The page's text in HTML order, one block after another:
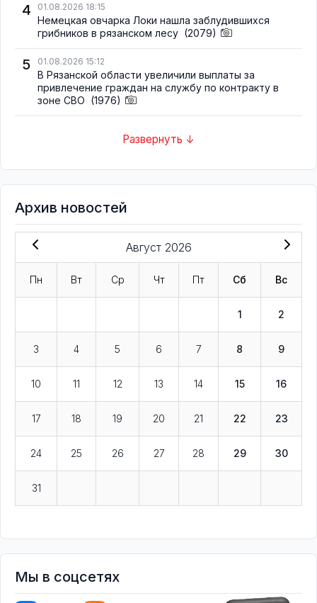
4 01.08.2026 18:15
Немецкая овчарка Локи нашла заблудившихся
грибников в рязанском лесу (2079)
5 01.08.2026 15:12
В Рязанской области увеличили выплаты за
привлечение граждан на службу по контракту в
зоне СВО (1976)
Развернуть ↓
Архив новостей
Август 2026
Пн Вт Ср Чт Пт Сб Вс
1 2
3 4 5 6 7 8 9
10 11 12 13 14 15 16
17 18 19 20 21 22 23
24 25 26 27 28 29 30
31
Мы в соцсетях